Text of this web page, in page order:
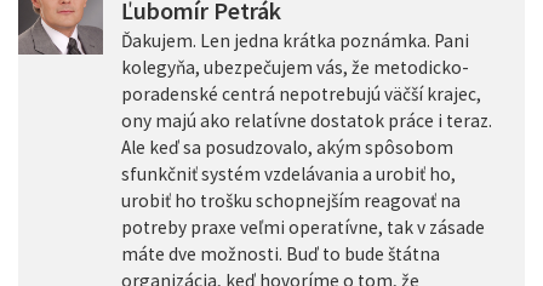
Ľubomír Petrák
Ďakujem. Len jedna krátka poznámka. Pani
kolegyňa, ubezpečujem vás, že metodicko-
poradenské centrá nepotrebujú väčší krajec,
ony majú ako relatívne dostatok práce i teraz.
Ale keď sa posudzovalo, akým spôsobom
sfunkčniť systém vzdelávania a urobiť ho,
urobiť ho trošku schopnejším reagovať na
potreby praxe veľmi operatívne, tak v zásade
máte dve možnosti. Buď to bude štátna
organizácia, keď hovoríme o tom, že